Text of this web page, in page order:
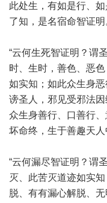
此处生，有如是行、
了知，是名宿命智证明
“云何生死智证明？谓
时、生时，善色、恶
如实知；如此众生身
谤圣人，邪见受邪法
众生身善行、口善行
坏命终，生于善趣天人
“云何漏尽智证明？谓
灭、此苦灭道迹如实
脱、有有漏心解脱、